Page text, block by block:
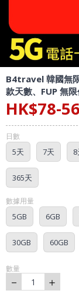
B4travel 韓國無
款天數、FUP 無
HK$78-
日數
5天 7天
365天
數據用量
5GB 6GB
30GB 60GB
數量
－ 1 ＋